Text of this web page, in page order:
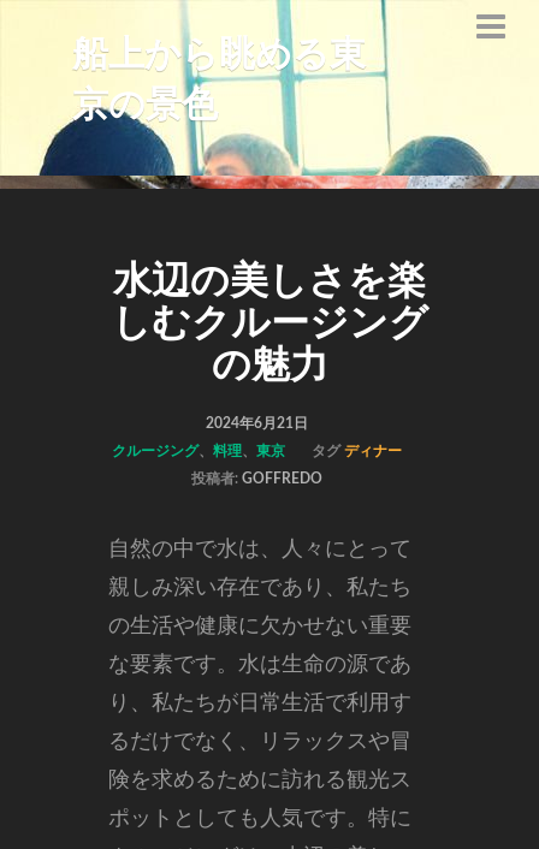
船上から眺める東
京の景色
水辺の美しさを楽
しむクルージング
の魅力
2024年6月21日
クルージング、料理、東京 タグディナー
投稿者: GOFFREDO
自然の中で水は、人々にとって
親しみ深い存在であり、私たち
の生活や健康に欠かせない重要
な要素です。 水は生命の源であ
り、私たちが日常生活で利用す
るだけでなく、リラックスや冒
険を求めるために訪れる観光ス
ポットとしても人気です。特に